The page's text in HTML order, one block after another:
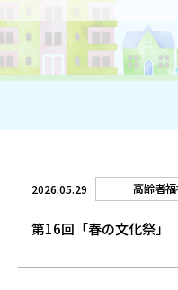
2026.05.29 高齢者
第16回「春の文化祭」